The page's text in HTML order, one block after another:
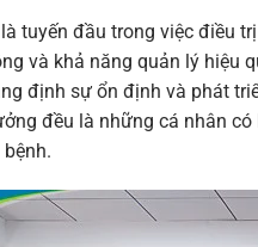
tuyến đầu trong việc điều
và khả năng quản lý hiệu
định sự ổn định và phát
đều là những cá nhân